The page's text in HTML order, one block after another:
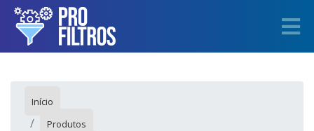
Início
Produtos